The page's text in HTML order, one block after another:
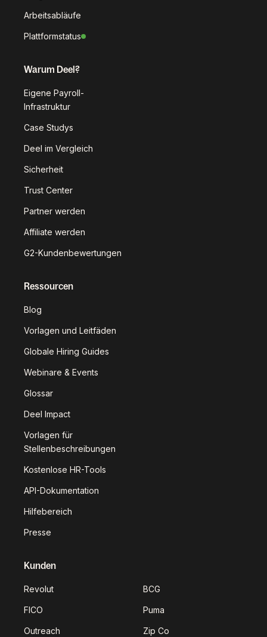
Arbeitsabläufe
Plattformstatus
Warum Deel?
Eigene Payroll-
Infrastruktur
Case Studys
Deel im Vergleich
Sicherheit
Trust Center
Partner werden
Affiliate werden
G2-Kundenbewertungen
Ressourcen
Blog
Vorlagen und Leitfäden
Globale Hiring Guides
Webinare & Events
Glossar
Deel Impact
Vorlagen für
Stellenbeschreibungen
Kostenlose HR-Tools
API-Dokumentation
Hilfebereich
Presse
Kunden
Revolut BCG
FICO Puma
Outreach Zip Co